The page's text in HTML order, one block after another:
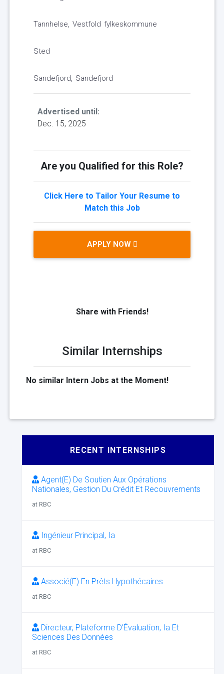
Tannhelse, Vestfold fylkeskommune
Sted
Sandefjord, Sandefjord
Advertised until:
Dec. 15, 2025
Are you Qualified for this Role?
Click Here to Tailor Your Resume to
Match this Job
APPLY NOW
Share with Friends!
Similar Internships
No similar Intern Jobs at the Moment!
RECENT INTERNSHIPS
Agent(E) De Soutien Aux Opérations
Nationales, Gestion Du Crédit Et Recouvrements
at RBC
Ingénieur Principal, Ia
at RBC
Associé(E) En Prêts Hypothécaires
at RBC
Directeur, Plateforme D’Évaluation, Ia Et
Sciences Des Données
at RBC